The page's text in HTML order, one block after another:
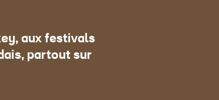
aux festivals
partout sur